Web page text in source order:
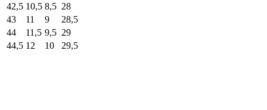
42,5 10,5 8,5 28
43
11 9
28,5
44
11,5 9,5 29
44,5 12 10 29,5